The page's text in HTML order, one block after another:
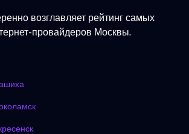
возглавляет рейтинг самых
провайдеров Москвы.